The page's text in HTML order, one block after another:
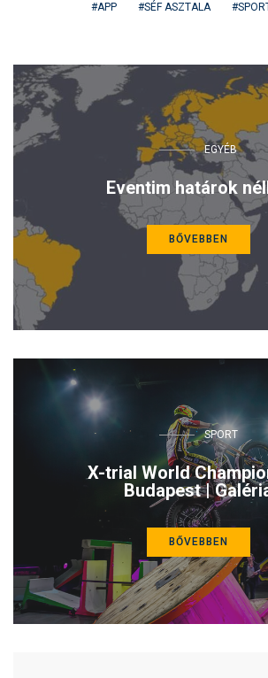
APP SÉF ASZTALA
EGYÉB
Eventim határok
BŐVEBBEN
SPORT
X-trial World
Budapest |
BŐVEBBEN